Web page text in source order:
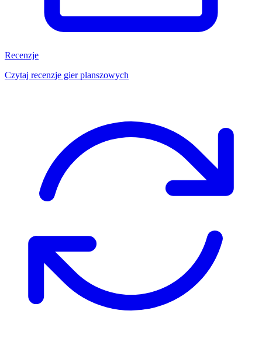
Recenzje
Czytaj recenzje gier planszowych